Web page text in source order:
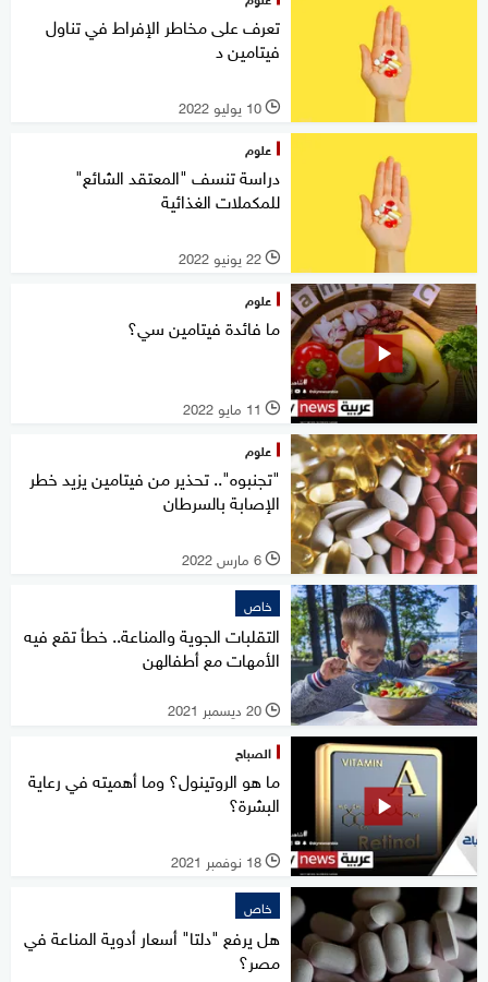
تعرف على مخاطر الإفراط في تناول
فيتامين د
l 10 يوليو 2022
علوم
دراسة تنسف "المعتقد الشائع"
للمكملات الغذائية
l 22 يونيو 2022
علوم
ما فائدة فيتامين سي؟
l 11 مايو 2022
علوم
"تجنبوه".. تحذير من فيتامين يزيد خطر
الإصابة بالسرطان
l 6 مارس 2022
خاص
التقلبات الجوية والمناعة.. خطأ تقع فيه
الأمهات مع أطفالهن
l 20 ديسمبر 2021
الصباح
ما هو الروتينول؟ وما أهميته في رعاية
البشرة؟
l 18 نوفمبر 2021
خاص
هل يرفع "دلتا" أسعار أدوية المناعة في
مصر؟